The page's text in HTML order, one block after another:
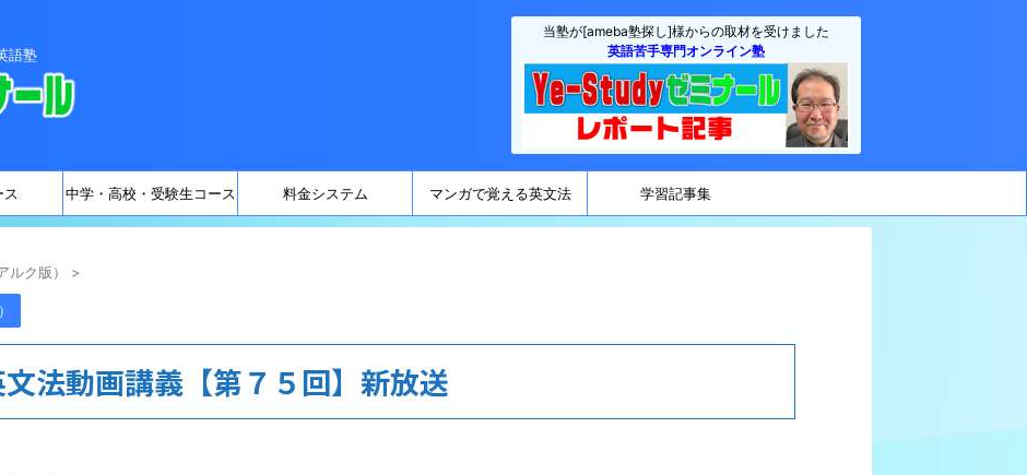
語塾
当塾が[ameba塾探し]様からの取材を受けました
英語苦手専門オンライン塾
中学・高校・受験生コース 料金システム マンガで覚える英文法 学習記事集
ク版） >
法動画講義【第７５回】新放送